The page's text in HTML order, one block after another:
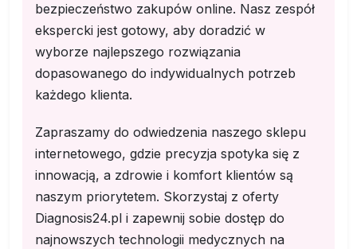
bezpieczeństwo zakupów online. Nasz zespół
ekspercki jest gotowy, aby doradzić w
wyborze najlepszego rozwiązania
dopasowanego do indywidualnych potrzeb
każdego klienta.
Zapraszamy do odwiedzenia naszego sklepu
internetowego, gdzie precyzja spotyka się z
innowacją, a zdrowie i komfort klientów są
naszym priorytetem. Skorzystaj z oferty
Diagnosis24.pl i zapewnij sobie dostęp do
najnowszych technologii medycznych na